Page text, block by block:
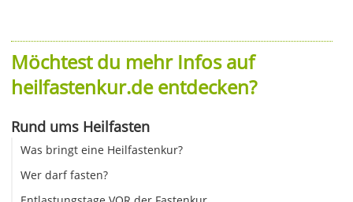
Möchtest du mehr Infos auf
heilfastenkur.de entdecken?
Rund ums Heilfasten
Was bringt eine Heilfastenkur?
Wer darf fasten?